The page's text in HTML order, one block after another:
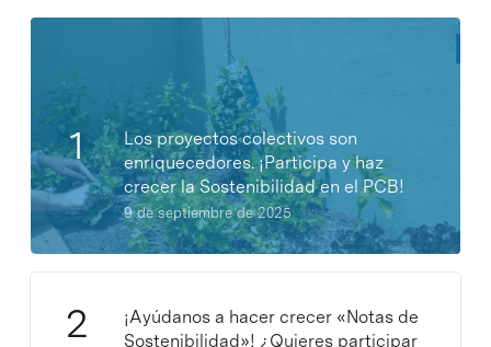
Los proyectos colectivos son
enriquecedores. ¡Participa y haz
crecer la Sostenibilidad en el PCB!
9 de septiembre de 2025
¡Ayúdanos a hacer crecer «Notas de
Sostenibilidad»! ¿Quieres participar